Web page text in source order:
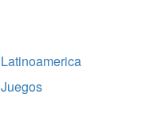
Latinoamerica
Juegos